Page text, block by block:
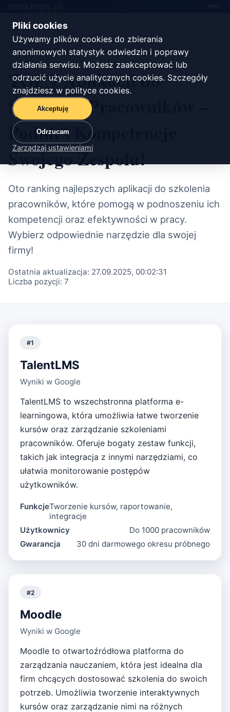
Pliki cookies
Używamy plików cookies do zbierania
anonimowych statystyk odwiedzin i poprawy
działania serwisu. Możesz zaakceptować lub
odrzucić użycie analitycznych cookies. Szczegóły
znajdziesz w polityce cookies.
Akceptuję
Odrzucam
Zarządzaj ustawieniami
Start/kariera
TOP 7 Aplikacji do
Szkolenia Pracowników –
Podnieś Kompetencje
Swojego Zespołu!
Oto ranking najlepszych aplikacji do szkolenia
pracowników, które pomogą w podnoszeniu ich
kompetencji oraz efektywności w pracy.
Wybierz odpowiednie narzędzie dla swojej
firmy!
Ostatnia aktualizacja: 27.09.2025, 00:02:31
Liczba pozycji: 7
#1
TalentLMS
Wyniki w Google
TalentLMS to wszechstronna platforma e-
learningowa, która umożliwia łatwe tworzenie
kursów oraz zarządzanie szkoleniami
pracowników. Oferuje bogaty zestaw funkcji,
takich jak integracja z innymi narzędziami, co
ułatwia monitorowanie postępów
użytkowników.
FunkcjeTworzenie kursów, raportowanie,
integracje
Użytkownicy
Do 1000 pracowników
Gwarancja
30 dni darmowego okresu próbnego
#2
Moodle
Wyniki w Google
Moodle to otwartoźródłowa platforma do
zarządzania nauczaniem, która jest idealna dla
firm chcących dostosować szkolenia do swoich
potrzeb. Umożliwia tworzenie interaktywnych
kursów oraz zarządzanie nimi na różnych